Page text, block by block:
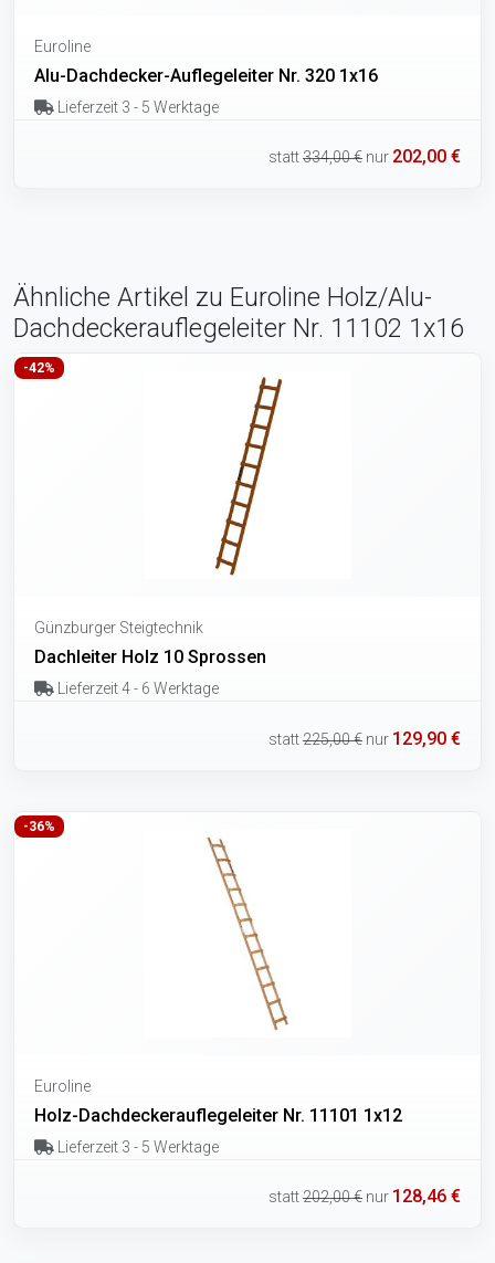
Euroline
Alu-Dachdecker-Auflegeleiter Nr. 320 1x16
Lieferzeit 3 - 5 Werktage
statt334,00 € nur 202,00 €
Ähnliche Artikel zu Euroline Holz/Alu-
Dachdeckerauflegeleiter Nr. 11102 1x16
-42%
Günzburger Steigtechnik
Dachleiter Holz 10 Sprossen
Lieferzeit 4 - 6 Werktage
statt225,00 € nur 129,90 €
-36%
Euroline
Holz-Dachdeckerauflegeleiter Nr. 11101 1x12
Lieferzeit 3 - 5 Werktage
statt202,00 € nur 128,46 €